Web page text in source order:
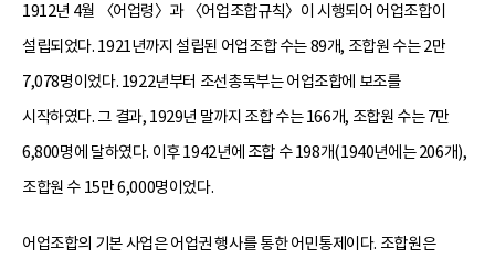
1912년 4월 〈어업령〉과 〈어업조합규칙〉이 시행되어 어업조합이
설립되었다. 1921년까지 설립된 어업조합 수는 89개, 조합원 수는 2만
7,078명이었다. 1922년부터 조선총독부는 어업조합에 보조를
시작하였다. 그 결과, 1929년 말까지 조합 수는 166개, 조합원 수는 7만
6,800명에 달하였다. 이후 1942년에 조합 수 198개(1940년에는 206개),
조합원 수 15만 6,000명이었다.
어업조합의 기본 사업은 어업권 행사를 통한 어민통제이다. 조합원은